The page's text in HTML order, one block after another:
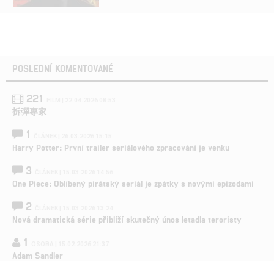
POSLEDNÍ KOMENTOVANÉ
221
拆彈專家
1
Harry Potter: První trailer seriálového zpracování je venku
3
One Piece: Oblíbený pirátský seriál je zpátky s novými epizodami
2
Nová dramatická série přiblíží skutečný únos letadla teroristy
1
Adam Sandler